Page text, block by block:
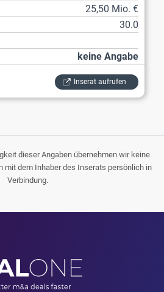
25,50 Mio. €
30.0
keine Angabe
Inserat aufrufen
dieser Angaben übernehmen wir keine
mit dem Inhaber des Inserats persönlich in
Verbindung.